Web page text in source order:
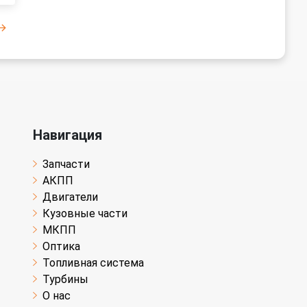
Навигация
Запчасти
АКПП
Двигатели
Кузовные части
МКПП
Оптика
Топливная система
Турбины
О нас